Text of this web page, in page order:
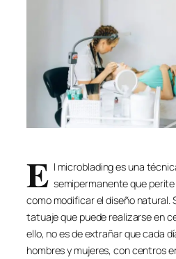
E l microblading es una
semipermanente que
como modificar el diseño natural.
tatuaje que puede realizarse en
ello, no es de extrañar que cada
hombres y mujeres, con centros